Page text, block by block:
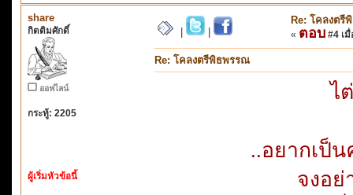
share
กิตติมศักดิ์
ออฟไลน์
กระทู้: 2205
ผู้เริ่มหัวข้อนี้
Re: โคลงตรี
« ตอบ #4 เมื่
Re: โคลงตรีพิธพรรณ
ไ
..อยากเป็
จงอย่